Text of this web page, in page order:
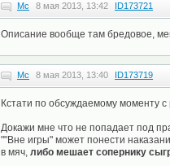
Mc 8 мая 2013, 13:42 ID173721
Описание вообще там бредовое,
Mc 8 мая 2013, 13:40 ID173719
Кстати по обсуждаемому моменту
Докажи мне что не попадает под
""Вне игры" может понести
в мяч, либо мешает сопернику